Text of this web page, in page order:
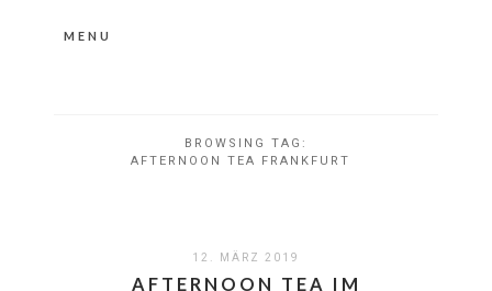
MENU
BROWSING TAG:
AFTERNOON TEA FRANKFURT
12. MÄRZ 2019
AFTERNOON TEA IM